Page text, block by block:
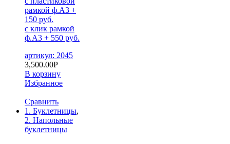
рамкой ф.А3 +
150 руб.
с клик рамкой
ф.А3 + 550 руб.
артикул: 2045
3,500.00Р
В корзину
Избранное
Сравнить
1. Буклетницы,
2. Напольные
буклетницы